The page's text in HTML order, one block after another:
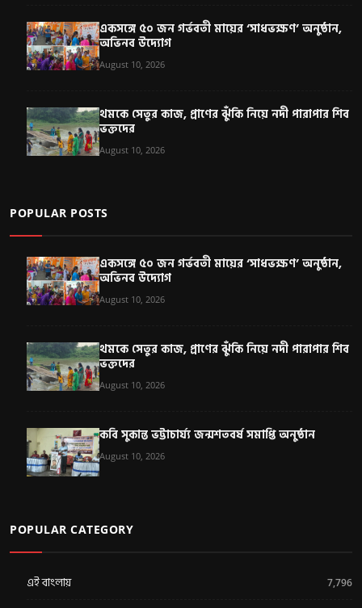
একসঙ্গে ৫০ জন গর্ভবতী মায়ের ‘সাধভক্ষণ’ অনুষ্ঠান,
অভিনব উদ্যোগ
August 10, 2026
থমকে সেতুর কাজ, প্রাণের ঝুঁকি নিয়ে নদী পারাপার শিব
ভক্তদের
August 10, 2026
POPULAR POSTS
একসঙ্গে ৫০ জন গর্ভবতী মায়ের ‘সাধভক্ষণ’ অনুষ্ঠান,
অভিনব উদ্যোগ
August 10, 2026
থমকে সেতুর কাজ, প্রাণের ঝুঁকি নিয়ে নদী পারাপার শিব
ভক্তদের
August 10, 2026
কবি সুকান্ত ভট্টাচার্য্য জন্মশতবর্ষ সমাপ্তি অনুষ্ঠান
August 10, 2026
POPULAR CATEGORY
এই বাংলায় 7,796